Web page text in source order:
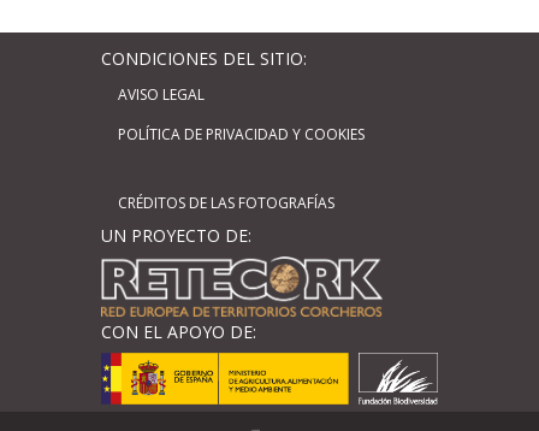
CONDICIONES DEL SITIO:
AVISO LEGAL
POLÍTICA DE PRIVACIDAD Y COOKIES
CRÉDITOS DE LAS FOTOGRAFÍAS
UN PROYECTO DE:
CON EL APOYO DE: